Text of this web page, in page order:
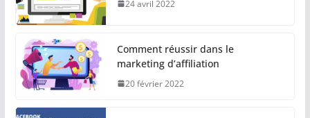
24 avril 2022
Comment réussir dans le
marketing d’affiliation
20 février 2022